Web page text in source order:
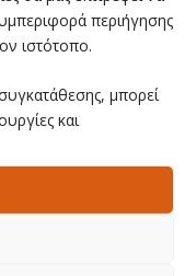
περιήγησης
ιστότοπο.
μπορεί
και